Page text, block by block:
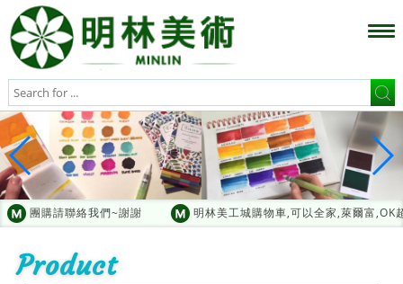
團購請聯絡我們~謝謝 明林美工城購物車,可以全家,萊爾富,OK
Product